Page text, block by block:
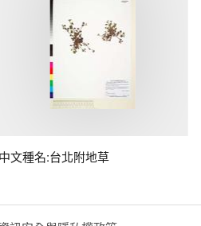
中文種名:台北附地草